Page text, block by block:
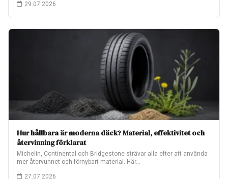
29.07.2026
Hur hållbara är moderna däck? Material, effektivitet och
återvinning förklarat
Michelin, Continental och Bridgestone strävar alla efter att använda
mer återvunnet och förnybart material. Här…
27.07.2026